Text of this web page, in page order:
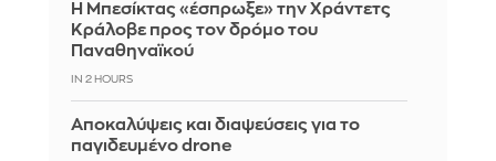
Η Μπεσίκτας «έσπρωξε» την Χράντετς
Κράλοβε προς τον δρόμο του
Παναθηναϊκού
IN 2 HOURS
Αποκαλύψεις και διαψεύσεις για το
παγιδευμένο drone